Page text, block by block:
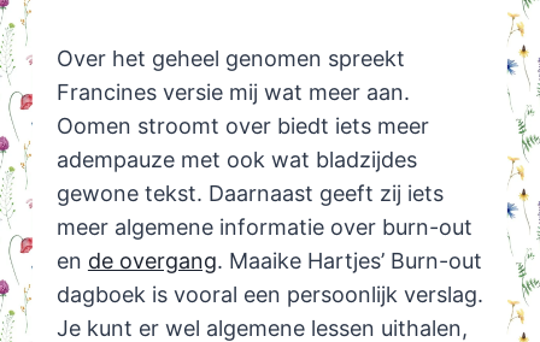
Over het geheel genomen spreekt
Francines versie mij wat meer aan.
Oomen stroomt over biedt iets meer
adempauze met ook wat bladzijdes
gewone tekst. Daarnaast geeft zij iets
meer algemene informatie over burn-out
en de overgang. Maaike Hartjes’ Burn-out
dagboek is vooral een persoonlijk verslag.
Je kunt er wel algemene lessen uithalen,